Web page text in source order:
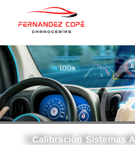
Calibración Sistemas